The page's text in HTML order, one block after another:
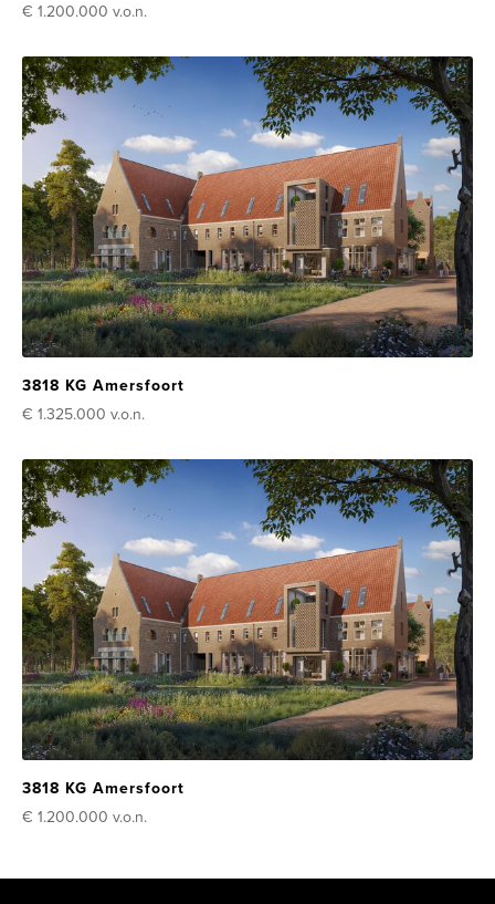
€ 1.200.000 v.o.n.
3818 KG Amersfoort
€ 1.325.000 v.o.n.
3818 KG Amersfoort
€ 1.200.000 v.o.n.